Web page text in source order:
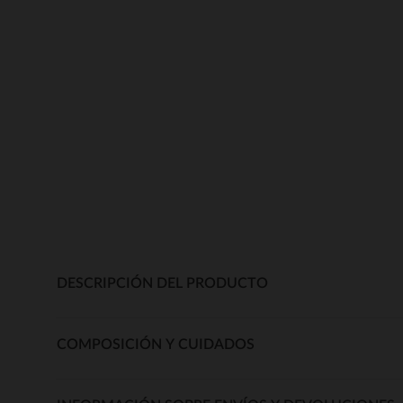
DESCRIPCIÓN DEL PRODUCTO
COMPOSICIÓN Y CUIDADOS